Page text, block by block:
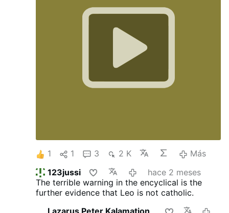
1 1 3 2 K
Más
123jussi
hace 2 meses
The terrible warning in the encyclical is the
further evidence that Leo is not catholic.